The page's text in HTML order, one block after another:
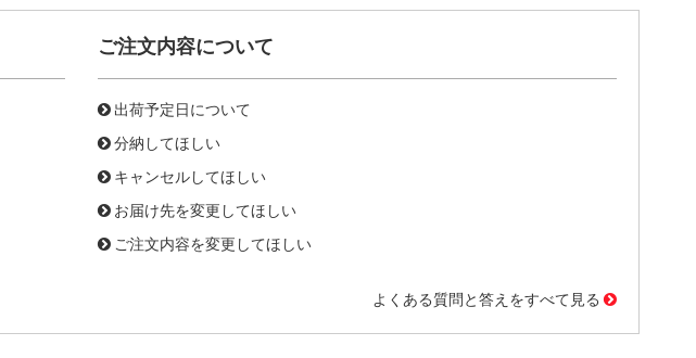
ご注文内容について
出荷予定日について
分納してほしい
キャンセルしてほしい
お届け先を変更してほしい
ご注文内容を変更してほしい
よくある質問と答えをすべて見る